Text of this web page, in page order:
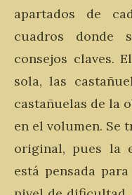
apartados de
cuadros donde
consejos claves.
sola, las
castañuelas de la
en el volumen. Se
original, pues la
está pensada